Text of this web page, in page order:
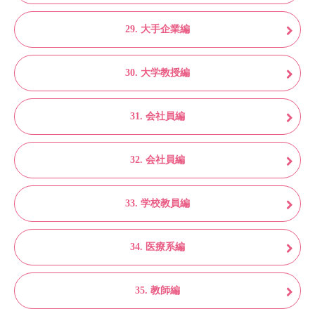
29. 大手企業編
30. 大学教授編
31. 会社員編
32. 会社員編
33. 学校教員編
34. 医療系編
35. 教師編